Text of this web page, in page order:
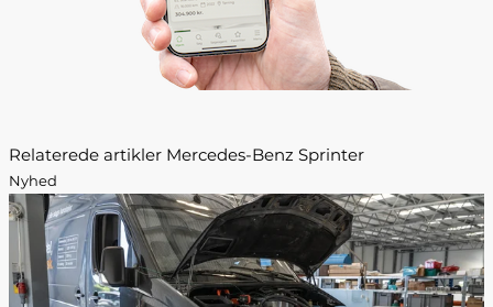
Relaterede artikler Mercedes-Benz Sprinter
Nyhed